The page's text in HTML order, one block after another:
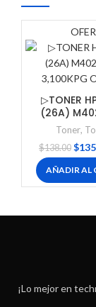
▷TONER
(26A)
3,100KPG
Toner,
$138.00 $
AÑADIR AL
¡Lo mejor en